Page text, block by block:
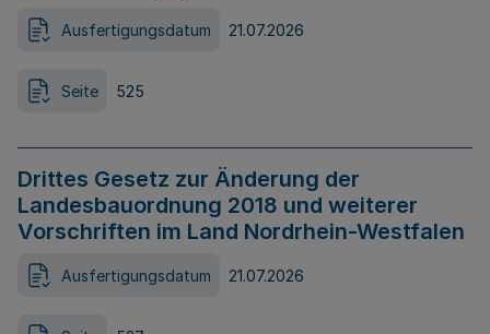
Ausfertigungsdatum 21.07.2026
Seite 525
Drittes Gesetz zur Änderung der
Landesbauordnung 2018 und weiterer
Vorschriften im Land Nordrhein-Westfalen
Ausfertigungsdatum 21.07.2026